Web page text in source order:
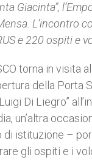
Giacinta”,
L’incontro
e 220 ospiti e
torna in visita
della Porta
Di Liegro”
un’altra
di istituzione –
gli ospiti e i